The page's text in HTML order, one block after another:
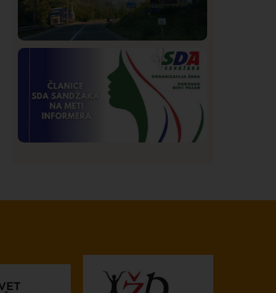
Požar od Magliča do Ušća, brda u
plamenu – vatrogasci na terenu
Melajac